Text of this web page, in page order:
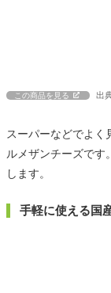
この商品を見る 出
スーパーなどでよく
ルメザンチーズです
します。
手軽に使える国